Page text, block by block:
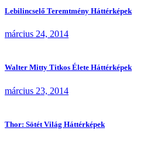
Lebilincselő Teremtmény Háttérképek
március 24, 2014
Walter Mitty Titkos Élete Háttérképek
március 23, 2014
Thor: Sötét Világ Háttérképek